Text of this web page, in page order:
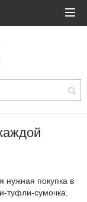
покупка в
туфли-сумочка.